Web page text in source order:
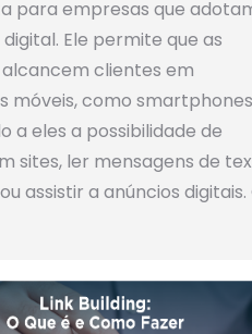
para empresas que
Ele permite que as
clientes em
móveis, como
a eles a possibilidade de
sites, ler mensagens de
assistir a anúncios digitais.